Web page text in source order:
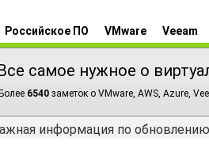
Российское ПО VMware Veeam
самое нужное о
Более 6540 заметок о VMware, AWS, Azure,
информация по